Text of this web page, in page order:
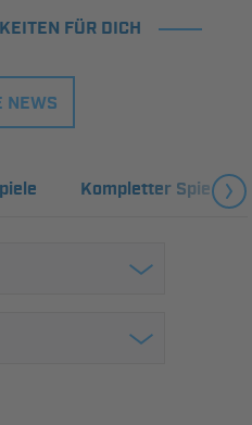
FÜR DICH
NEWS
Kompletter Spielplan